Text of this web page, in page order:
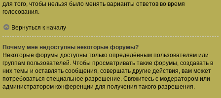
для того, чтобы нельзя было менять варианты ответов во время
голосования.
Вернуться к началу
Почему мне недоступны некоторые форумы?
Некоторые форумы доступны только определённым пользователям или
группам пользователей. Чтобы просматривать такие форумы, создавать в
них темы и оставлять сообщения, совершать другие действия, вам может
потребоваться специальное разрешение. Свяжитесь с модератором или
администратором конференции для получения такого разрешения.